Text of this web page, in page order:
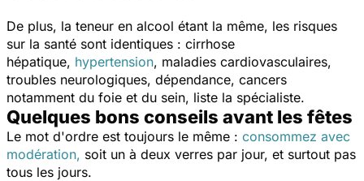
De plus, la teneur en alcool étant la même, les risques
sur la santé sont identiques : cirrhose
hépatique, hypertension, maladies cardiovasculaires,
troubles neurologiques, dépendance, cancers
notamment du foie et du sein, liste la spécialiste.
Quelques bons conseils avant les fêtes
Le mot d'ordre est toujours le même : consommez avec
modération, soit un à deux verres par jour, et surtout pas
tous les jours.